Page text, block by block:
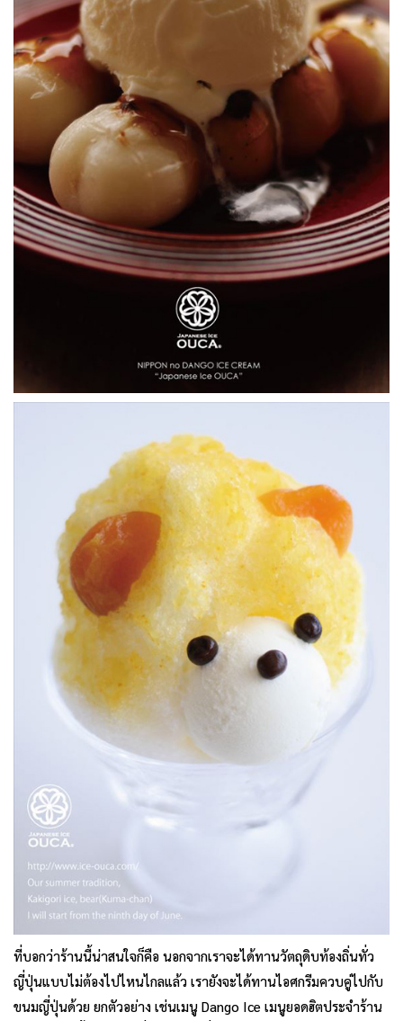
ที่บอกว่าร้านนี้น่าสนใจก็คือ นอกจากเราจะได้ทานวัตถุดิบท้องถิ่นทั่ว
ญี่ปุ่นแบบไม่ต้องไปไหนไกลแล้ว เรายังจะได้ทานไอศกรีมควบคู่ไปกับ
ขนมญี่ปุ่นด้วย ยกตัวอย่าง เช่นเมนู Dango Ice เมนูยอดฮิตประจำร้าน